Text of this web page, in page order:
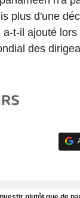
plus d'une
t-il ajouté
des